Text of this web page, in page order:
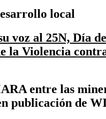
local
voz al 25N, Día
la Violencia
entre las
publicación de